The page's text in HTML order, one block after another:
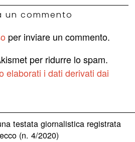
un commento
per inviare un commento.
per ridurre lo spam.
elaborati i dati derivati dai
testata giornalistica registrata
(n. 4/2020)